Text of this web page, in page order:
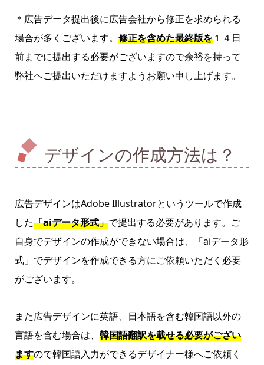
＊広告データ提出後に広告会社から修正を求められる
場合が多くございます。 修正を含めた最終版を１４日
前までに提出する必要がございますので余裕を持って
弊社へご提出いただけますようお願い申し上げます。
デザインの作成方法は？
広告デザインはAdobe Illustratorというツールで作成
した「aiデータ形式」で提出する必要があります。ご
自身でデザインの作成ができない場合は、「aiデータ形
式」でデザインを作成できる方にご依頼いただく必要
がございます。
また広告デザインに英語、日本語を含む韓国語以外の
言語を含む場合は、 韓国語翻訳を載せる必要がござい
ますので韓国語入力ができるデザイナー様へご依頼く